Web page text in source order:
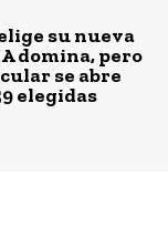
su nueva
domina, pero
se abre
elegidas